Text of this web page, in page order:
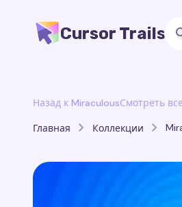
Cursor Trails
Назад к MiraculousСмотреть
Главная Коллекции